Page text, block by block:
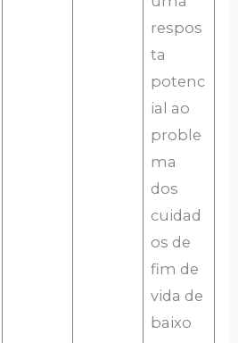
respos
ta
potenc
ial ao
proble
ma
dos
cuidad
os de
fim de
vida de
baixo